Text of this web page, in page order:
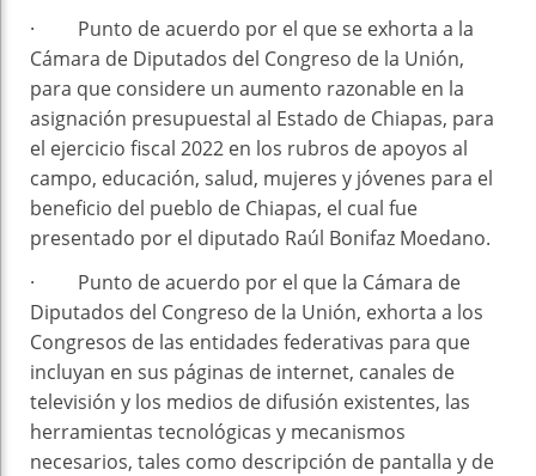
· Punto de acuerdo por el que se exhorta a la
Cámara de Diputados del Congreso de la Unión,
para que considere un aumento razonable en la
asignación presupuestal al Estado de Chiapas, para
el ejercicio fiscal 2022 en los rubros de apoyos al
campo, educación, salud, mujeres y jóvenes para el
beneficio del pueblo de Chiapas, el cual fue
presentado por el diputado Raúl Bonifaz Moedano.
· Punto de acuerdo por el que la Cámara de
Diputados del Congreso de la Unión, exhorta a los
Congresos de las entidades federativas para que
incluyan en sus páginas de internet, canales de
televisión y los medios de difusión existentes, las
herramientas tecnológicas y mecanismos
necesarios, tales como descripción de pantalla y de